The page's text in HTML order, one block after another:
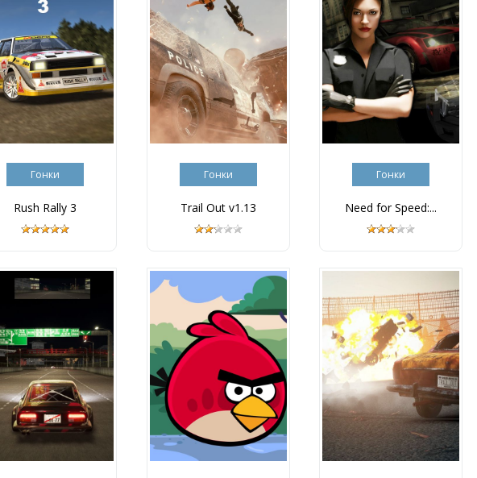
Гонки
Rush Rally 3
Гонки
Trail Out v1.13
Гонки
Need for Speed:...